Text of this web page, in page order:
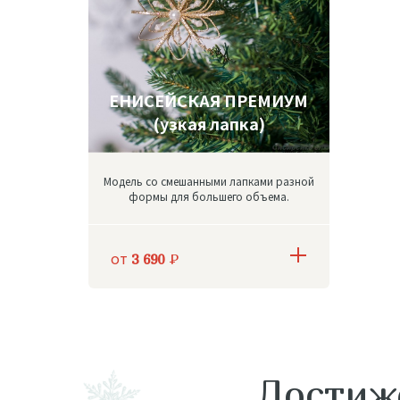
ЕНИСЕЙСКАЯ ПРЕМИУМ
(узкая лапка)
Модель со смешанными лапками разной
формы для большего объема.
от 3 690 Р